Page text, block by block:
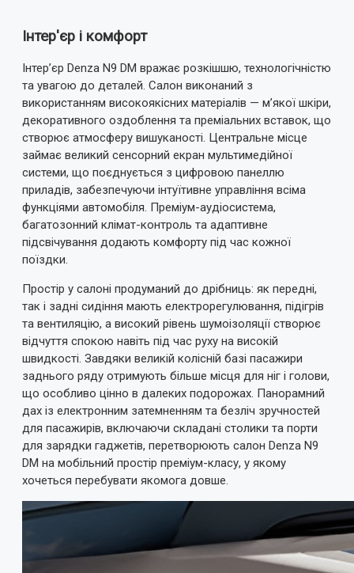
Ваш відгук:
Примітка: HTML розмітка не підтримується!
Використовуйте звичайний текст.
Оцінка
Погано
Добре
Інтер'єр і комфорт
Інтер’єр Denza N9 DM вражає розкішшю, технологічністю
та увагою до деталей. Салон виконаний з
використанням високоякісних матеріалів — м’якої шкіри,
декоративного оздоблення та преміальних вставок, що
створює атмосферу вишуканості. Центральне місце
займає великий сенсорний екран мультимедійної
системи, що поєднується з цифровою панеллю
приладів, забезпечуючи інтуїтивне управління всіма
функціями автомобіля. Преміум-аудіосистема,
багатозонний клімат-контроль та адаптивне
підсвічування додають комфорту під час кожної
поїздки.
Простір у салоні продуманий до дрібниць: як передні,
так і задні сидіння мають електрорегулювання, підігрів
та вентиляцію, а високий рівень шумоізоляції створює
відчуття спокою навіть під час руху на високій
швидкості. Завдяки великій колісній базі пасажири
заднього ряду отримують більше місця для ніг і голови,
що особливо цінно в далеких подорожах. Панорамний
дах із електронним затемненням та безліч зручностей
для пасажирів, включаючи складані столики та порти
для зарядки гаджетів, перетворюють салон Denza N9
DM на мобільний простір преміум-класу, у якому
хочеться перебувати якомога довше.